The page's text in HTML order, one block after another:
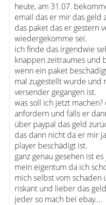
heute, am 31.07.
email das er mir das
das paket das er gestern
wiedergekomme sei.
ich finde das irgendwie
knappen zeitraumes und
wenn ein paket
mal zugestellt wurde und
versender gegangen ist.
was soll ich jetzt
anfordern und falls er
über paypal das geld
das dann nicht da er mir
player beschädigt ist.
ganz genau gesehen ist
mein eigentum da ich
mich selbst vom schaden
riskant und lieber das
jeder so mach bei ebay....